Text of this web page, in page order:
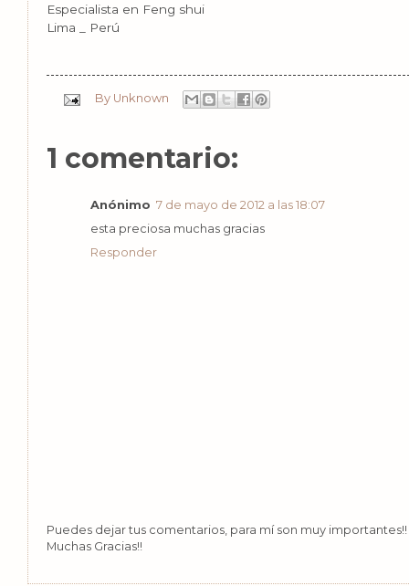
Especialista en Feng shui
Lima _ Perú
By Unknown
1 comentario:
Anónimo 7 de mayo de 2012 a las 18:07
esta preciosa muchas gracias
Responder
Puedes dejar tus comentarios, para mí son muy
Muchas Gracias!!